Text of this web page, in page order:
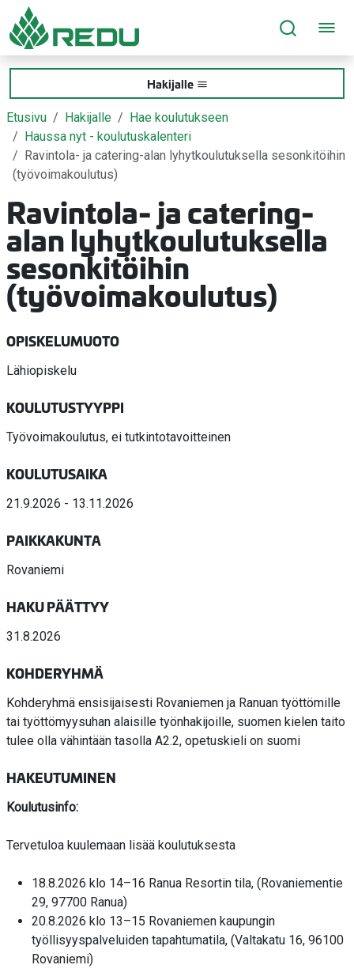
Siirry sivusisältöön
Hakijalle
Etusivu Hakijalle
Hae koulutukseen
Haussa nyt - koulutuskalenteri
Ravintola- ja catering-alan lyhytkoulutuksella sesonkitöihin
(työvoimakoulutus)
Ravintola- ja catering-
alan lyhytkoulutuksella
sesonkitöihin
(työvoimakoulutus)
OPISKELUMUOTO
Lähiopiskelu
KOULUTUSTYYPPI
Työvoimakoulutus, ei tutkintotavoitteinen
KOULUTUSAIKA
21.9.2026 - 13.11.2026
PAIKKAKUNTA
Rovaniemi
HAKU PÄÄTTYY
31.8.2026
KOHDERYHMÄ
Kohderyhmä ensisijaisesti Rovaniemen ja Ranuan työttömille
tai työttömyysuhan alaisille työnhakijoille, suomen kielen taito
tulee olla vähintään tasolla A2.2, opetuskieli on suomi
HAKEUTUMINEN
Koulutusinfo:
Tervetuloa kuulemaan lisää koulutuksesta
18.8.2026 klo 14–16 Ranua Resortin tila, (Rovaniementie
29, 97700 Ranua)
20.8.2026 klo 13–15 Rovaniemen kaupungin
työllisyyspalveluiden tapahtumatila, (Valtakatu 16, 96100
Rovaniemi)